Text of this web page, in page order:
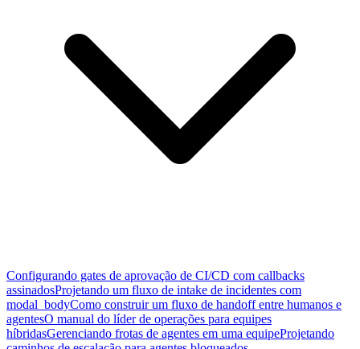
Configurando gates de aprovação de CI/CD com callbacks
assinadosProjetando um fluxo de intake de incidentes com
modal_bodyComo construir um fluxo de handoff entre humanos e
agentesO manual do líder de operações para equipes
híbridasGerenciando frotas de agentes em uma equipeProjetando